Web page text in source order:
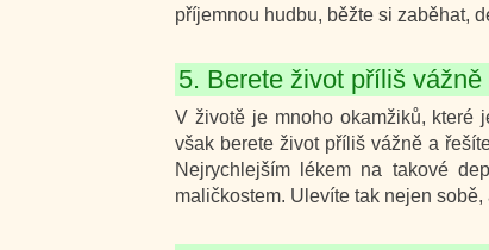
příjemnou hudbu, běžte si zaběhat,
5. Berete život příliš vážně
V životě je mnoho okamžiků, které
však berete život příliš vážně a
Nejrychlejším lékem na takové
maličkostem. Ulevíte tak nejen